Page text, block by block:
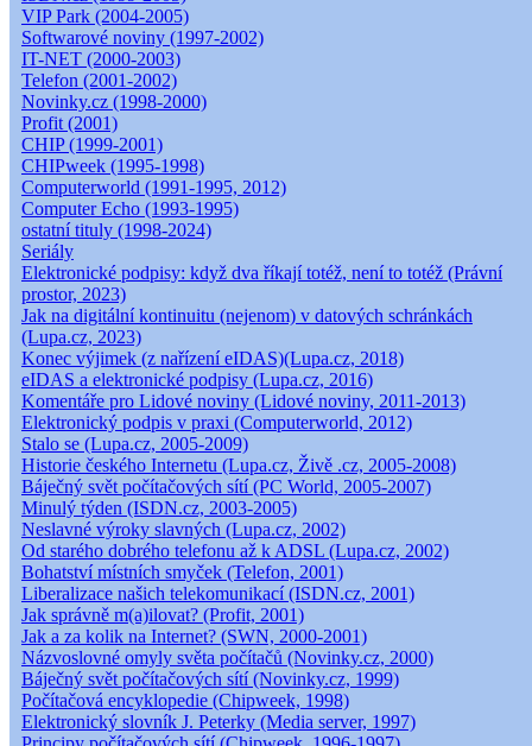
VIP Park (2004-2005)
Softwarové noviny (1997-2002)
IT-NET (2000-2003)
Telefon (2001-2002)
Novinky.cz (1998-2000)
Profit (2001)
CHIP (1999-2001)
CHIPweek (1995-1998)
Computerworld (1991-1995, 2012)
Computer Echo (1993-1995)
ostatní tituly (1998-2024)
Seriály
Elektronické podpisy: když dva říkají totéž, není to totéž (Právní
prostor, 2023)
Jak na digitální kontinuitu (nejenom) v datových schránkách
(Lupa.cz, 2023)
Konec výjimek (z nařízení eIDAS)(Lupa.cz, 2018)
eIDAS a elektronické podpisy (Lupa.cz, 2016)
Komentáře pro Lidové noviny (Lidové noviny, 2011-2013)
Elektronický podpis v praxi (Computerworld, 2012)
Stalo se (Lupa.cz, 2005-2009)
Historie českého Internetu (Lupa.cz, Živě .cz, 2005-2008)
Báječný svět počítačových sítí (PC World, 2005-2007)
Minulý týden (ISDN.cz, 2003-2005)
Neslavné výroky slavných (Lupa.cz, 2002)
Od starého dobrého telefonu až k ADSL (Lupa.cz, 2002)
Bohatství místních smyček (Telefon, 2001)
Liberalizace našich telekomunikací (ISDN.cz, 2001)
Jak správně m(a)ilovat? (Profit, 2001)
Jak a za kolik na Internet? (SWN, 2000-2001)
Názvoslovné omyly světa počítačů (Novinky.cz, 2000)
Báječný svět počítačových sítí (Novinky.cz, 1999)
Počítačová encyklopedie (Chipweek, 1998)
Elektronický slovník J. Peterky (Media server, 1997)